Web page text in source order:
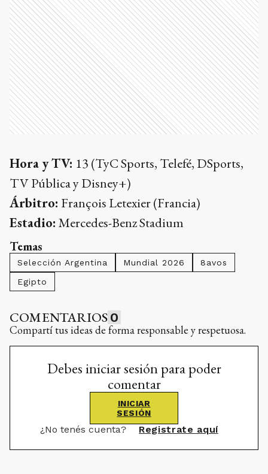
Hora y TV: 13 (TyC Sports, Telefé, DSports,
TV Pública y Disney+)
Árbitro: François Letexier (Francia)
Estadio: Mercedes-Benz Stadium
Temas
Selección Argentina Mundial 2026
8avos
Egipto
COMENTARIOS 0
Compartí tus ideas de forma responsable y respetuosa.
Debes iniciar sesión para poder
comentar
INICIAR
SESIÓN
¿No tenés cuenta? Registrate aquí